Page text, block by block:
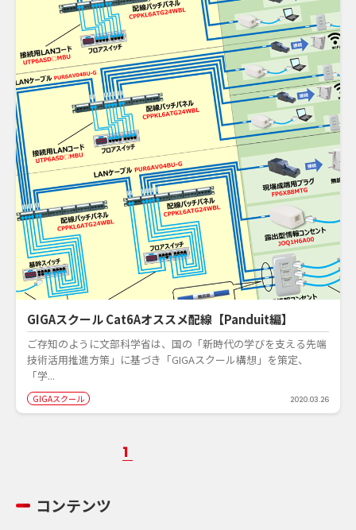
GIGAスクール Cat6Aオススメ配線【Panduit編】
ご存知のように文部科学省は、国の「新時代の学びを支える先端
技術活用推進方策」に基づき「GIGAスクール構想」を策定、
「学...
GIGAスクール 2020.03.26
1
コンテンツ